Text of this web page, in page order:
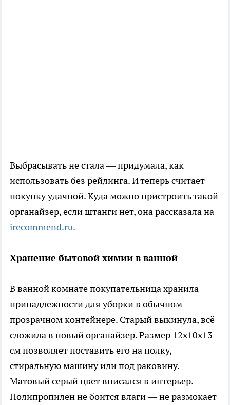
Выбрасывать не стала — придумала, как
использовать без рейлинга. И теперь считает
покупку удачной. Куда можно пристроить такой
органайзер, если штанги нет, она рассказала на
irecommend.ru.
Хранение бытовой химии в ванной
В ванной комнате покупательница хранила
принадлежности для уборки в обычном
прозрачном контейнере. Старый выкинула, всё
сложила в новый органайзер. Размер 12х10х13
см позволяет поставить его на полку,
стиральную машину или под раковину.
Матовый серый цвет вписался в интерьер.
Полипропилен не боится влаги — не размокает